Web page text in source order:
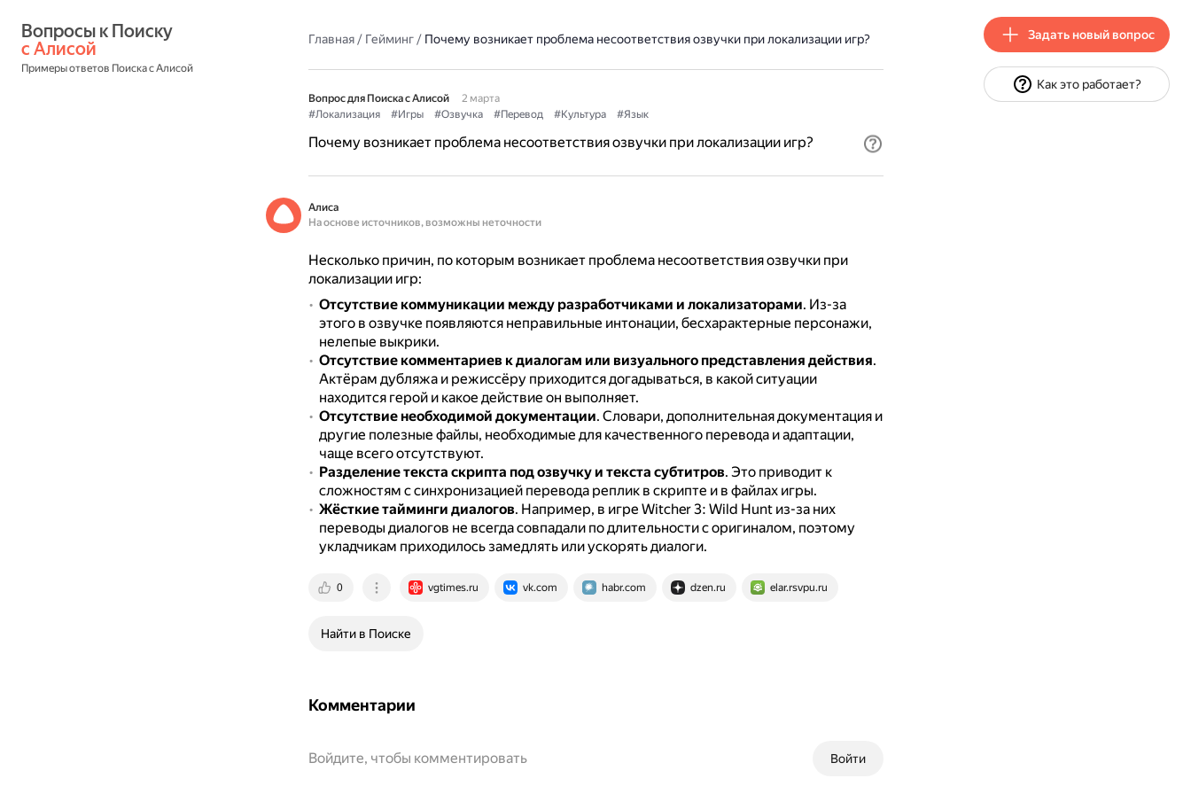
с Алисой
Примеры ответов Поиска с Алисой
Главная/ Гейминг/ Почему возникает проблема несоответствия озвучки при локализации игр?
Вопрос для Поиска с Алисой
2 марта
#Локализация
#Игры #Озвучка #Перевод #Культура #Язык
Почему возникает проблема несоответствия озвучки при локализации игр?
Алиса
На основе источников, возможны неточности
Несколько причин, по которым возникает проблема несоответствия озвучки при
локализации игр:
Отсутствие коммуникации между разработчиками и локализаторами. Из-за
этого в озвучке появляются неправильные интонации, бесхарактерные персонажи,
нелепые выкрики.
Отсутствие комментариев к диалогам или визуального представления действия.
Актёрам дубляжа и режиссёру приходится догадываться, в какой ситуации
находится герой и какое действие он выполняет.
Отсутствие необходимой документации. Словари, дополнительная документация и
другие полезные файлы, необходимые для качественного перевода и адаптации,
чаще всего отсутствуют.
Разделение текста скрипта под озвучку и текста субтитров. Это приводит к
сложностям с синхронизацией перевода реплик в скрипте и в файлах игры.
Жёсткие тайминги диалогов. Например, в игре Witcher 3: Wild Hunt из-за них
переводы диалогов не всегда совпадали по длительности с оригиналом, поэтому
укладчикам приходилось замедлять или ускорять диалоги.
0 vgtimes.ru vk.com habr.com dzen.ru elar.rsvpu.ru
Найти в Поиске
Комментарии
Войти
Войдите, чтобы комментировать
Задать новый вопрос
Как это работает?